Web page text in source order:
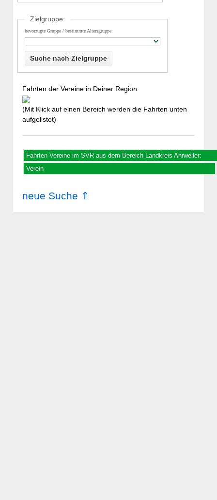
Zielgruppe:
bevorzugte Gruppe / bestimmte Altersgruppe:
Fahrten der Vereine in Deiner Region
(Mit Klick auf einen Bereich werden die Fahrten unten
aufgelistet)
Fahrten Vereine im SVR aus dem Bereich Landkreis Ahrweiler:
Verein
neue Suche ⇑